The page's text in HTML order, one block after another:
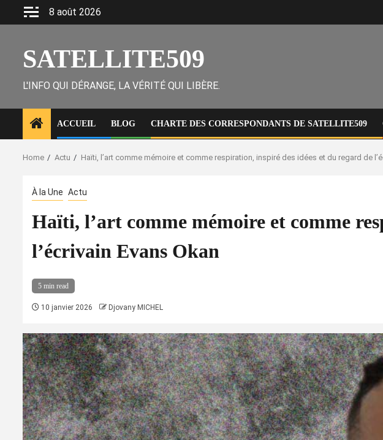
8 août 2026
SATELLITE509
L'INFO QUI DÉRANGE, LA VÉRITÉ QUI LIBÈRE.
ACCUEIL BLOG CHARTE DES CORRESPONDANTS DE SATELLITE509
Home Actu Haïti, l’art comme mémoire et comme respiration, inspiré des idées et du regard de
À la Une Actu
Haïti, l’art comme mémoire et comme
l’écrivain Evans Okan
5 min read
10 janvier 2026 Djovany MICHEL